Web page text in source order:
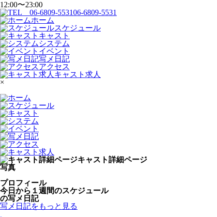
12:00〜23:00
06-6809-5531
ホーム
スケジュール
キャスト
システム
イベント
写メ日記
アクセス
キャスト求人
×
キャスト詳細ページ
写真
プロフィール
今日から１週間のスケジュール
の写メ日記
写メ日記をもっと見る